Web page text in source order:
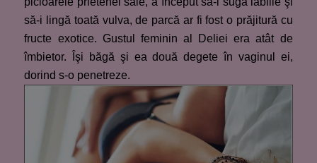
să-i lingă toată vulva, de parcă ar fi fost o prăjitură cu
fructe exotice. Gustul feminin al Deliei era atât de
îmbietor. Îşi băgă şi ea două degete în vaginul ei,
dorind s-o penetreze.